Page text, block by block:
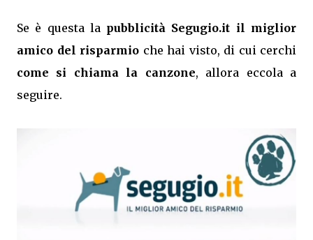
Se è questa la pubblicità Segugio.it il miglior
amico del risparmio che hai visto, di cui cerchi
come si chiama la canzone, allora eccola a
seguire.